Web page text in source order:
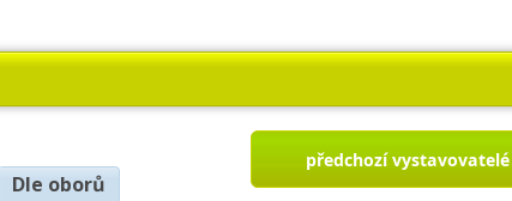
předchozí vystavovatelé
Dle oborů